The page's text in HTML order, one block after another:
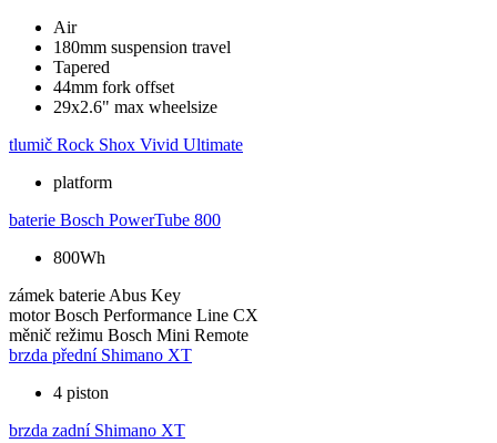
Air
180mm suspension travel
Tapered
44mm fork offset
29x2.6" max wheelsize
tlumič Rock Shox Vivid Ultimate
platform
baterie Bosch PowerTube 800
800Wh
zámek baterie Abus Key
motor Bosch Performance Line CX
měnič režimu Bosch Mini Remote
brzda přední Shimano XT
4 piston
brzda zadní Shimano XT